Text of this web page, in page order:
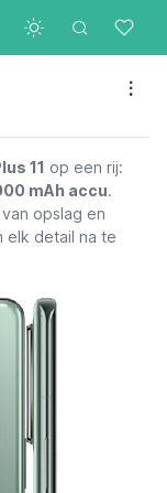
11 op een rij:
mAh accu.
opslag en
elk detail na te